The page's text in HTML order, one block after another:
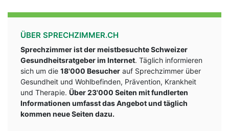
ÜBER SPRECHZIMMER.CH
Sprechzimmer ist der meistbesuchte Schweizer
Gesundheitsratgeber im Internet. Täglich informieren
sich um die 18'000 Besucher auf Sprechzimmer über
Gesundheit und Wohlbefinden, Prävention, Krankheit
und Therapie. Über 23'000 Seiten mit fundlerten
Informationen umfasst das Angebot und täglich
kommen neue Seiten dazu.